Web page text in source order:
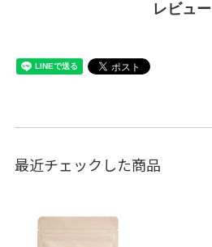
レビュー
最近チェックした商品